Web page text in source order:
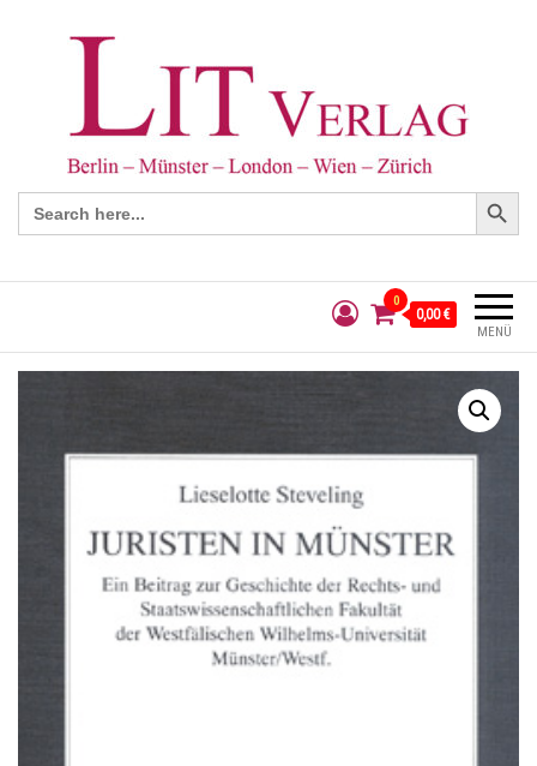
Search
for:
Search Button
MENÜ
0
0,00 €